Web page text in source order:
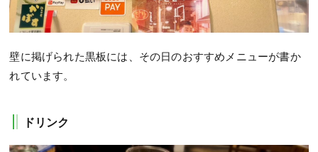
壁に掲げられた黒板には、その日のおすすめメニューが書か
れています。
ドリンク